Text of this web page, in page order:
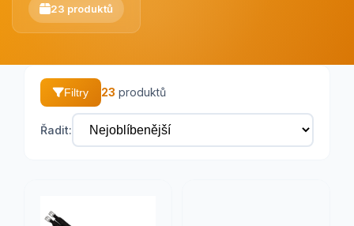
23 produktů
Filtry 23 produktů
Řadit: